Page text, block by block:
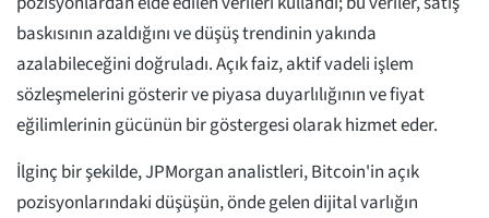
baskısının azaldığını ve düşüş trendinin yakında
azalabileceğini doğruladı. Açık faiz, aktif vadeli işlem
sözleşmelerini gösterir ve piyasa duyarlılığının ve fiyat
eğilimlerinin gücünün bir göstergesi olarak hizmet eder.
İlginç bir şekilde, JPMorgan analistleri, Bitcoin'in açık
pozisyonlarındaki düşüşün, önde gelen dijital varlığın